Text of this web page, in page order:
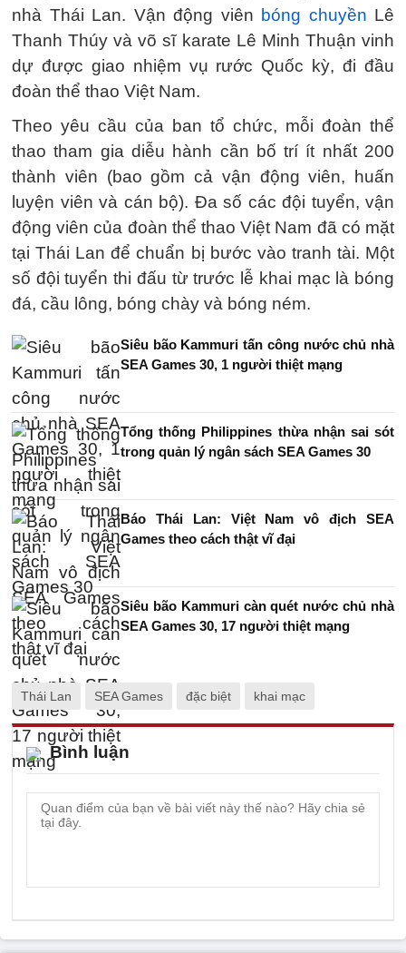
nhà Thái Lan. Vận động viên bóng chuyền Lê
Thanh Thúy và võ sĩ karate Lê Minh Thuận vinh
dự được giao nhiệm vụ rước Quốc kỳ, đi đầu
đoàn thể thao Việt Nam.
Theo yêu cầu của ban tổ chức, mỗi đoàn thể
thao tham gia diễu hành cần bố trí ít nhất 200
thành viên (bao gồm cả vận động viên, huấn
luyện viên và cán bộ). Đa số các đội tuyển, vận
động viên của đoàn thể thao Việt Nam đã có mặt
tại Thái Lan để chuẩn bị bước vào tranh tài. Một
số đội tuyển thi đấu từ trước lễ khai mạc là bóng
đá, cầu lông, bóng chày và bóng ném.
Siêu bão Kammuri tấn công nước chủ nhà
SEA Games 30, 1 người thiệt mạng
Tổng thống Philippines thừa nhận sai sót
trong quản lý ngân sách SEA Games 30
Báo Thái Lan: Việt Nam vô địch SEA
Games theo cách thật vĩ đại
Siêu bão Kammuri càn quét nước chủ nhà
SEA Games 30, 17 người thiệt mạng
Thái Lan SEA Games đặc biệt khai mạc
Bình luận